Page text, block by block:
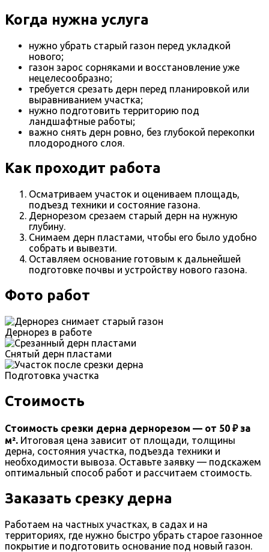
Когда нужна услуга
нужно убрать старый газон перед укладкой
нового;
газон зарос сорняками и восстановление уже
нецелесообразно;
требуется срезать дерн перед планировкой или
выравниванием участка;
нужно подготовить территорию под
ландшафтные работы;
важно снять дерн ровно, без глубокой перекопки
плодородного слоя.
Как проходит работа
Осматриваем участок и оцениваем площадь,
подъезд техники и состояние газона.
Дернорезом срезаем старый дерн на нужную
глубину.
Снимаем дерн пластами, чтобы его было удобно
собрать и вывезти.
Оставляем основание готовым к дальнейшей
подготовке почвы и устройству нового газона.
Фото работ
Дернорез в работе
Снятый дерн пластами
Подготовка участка
Стоимость
Стоимость срезки дерна дернорезом — от 50 ₽ за
м². Итоговая цена зависит от площади, толщины
дерна, состояния участка, подъезда техники и
необходимости вывоза. Оставьте заявку — подскажем
оптимальный способ работ и рассчитаем стоимость.
Заказать срезку дерна
Работаем на частных участках, в садах и на
территориях, где нужно быстро убрать старое газонное
покрытие и подготовить основание под новый газон.